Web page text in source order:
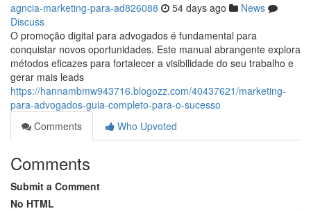
agncia-marketing-para-ad826088 54 days ago
News
Discuss
O promoção digital para advogados é fundamental para
conquistar novos oportunidades. Este manual abrangente explora
métodos eficazes para fortalecer a visibilidade do seu trabalho e
gerar mais leads
https://hannambmw943716.blogozz.com/40437621/marketing-
para-advogados-guia-completo-para-o-sucesso
Comments
Who Upvoted
Comments
Submit a Comment
No HTML